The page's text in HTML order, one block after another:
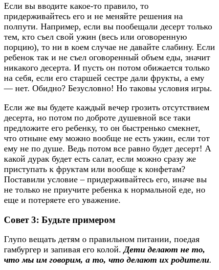
Если вы вводите какое-то правило, то
придерживайтесь его и не меняйте решения на
полпути. Например, если вы пообещали десерт только
тем, кто съел свой ужин (весь или оговоренную
порцию), то ни в коем случае не давайте слабину. Если
ребенок так и не съел оговоренный объем еды, значит
никакого десерта. И пусть он потом обижается только
на себя, если его старшей сестре дали фрукты, а ему
— нет. Обидно? Безусловно! Но таковы условия игры.
Если же вы будете каждый вечер грозить отсутствием
десерта, но потом по доброте душевной все таки
предложите его ребенку, то он быстренько смекнет,
что отныне ему можно вообще не есть ужин, если тот
ему не по душе. Ведь потом все равно будет десерт! А
какой дурак будет есть салат, если можно сразу же
приступать к фруктам или вообще к конфетам?
Поставили условие – придерживайтесь его, иначе вы
не только не приучите ребенка к нормальной еде, но
еще и потеряете его уважение.
Совет 3: Будьте примером
Глупо вещать детям о правильном питании, поедая
гамбургер и запивая его колой.Дети делают не то,
что мы им говорим, а то, что делают их родители.